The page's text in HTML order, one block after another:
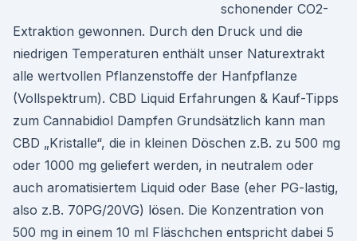
schonender CO2-
Extraktion gewonnen. Durch den Druck und die
niedrigen Temperaturen enthält unser Naturextrakt
alle wertvollen Pflanzenstoffe der Hanfpflanze
(Vollspektrum). CBD Liquid Erfahrungen & Kauf-Tipps
zum Cannabidiol Dampfen Grundsätzlich kann man
CBD „Kristalle“, die in kleinen Döschen z.B. zu 500 mg
oder 1000 mg geliefert werden, in neutralem oder
auch aromatisiertem Liquid oder Base (eher PG-lastig,
also z.B. 70PG/20VG) lösen. Die Konzentration von
500 mg in einem 10 ml Fläschchen entspricht dabei 5